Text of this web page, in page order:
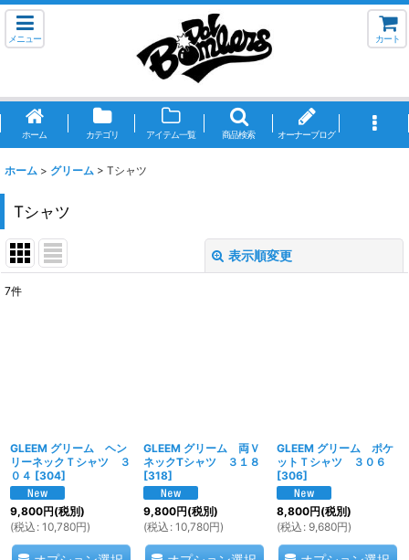
メニュー カート
ホーム カテゴリ アイテム一覧 商品検索 オーナーブログ
ホーム > グリーム > Tシャツ
Tシャツ
表示順変更
7件
GLEEM グリーム ヘン
リーネックＴシャツ ３
０４ [304]
9,800円(税別)
(税込 : 10,780円)
GLEEM グリーム 両Ｖ
ネックTシャツ ３１８
[318]
9,800円(税別)
(税込 : 10,780円)
GLEEM グリーム ポケ
ットＴシャツ ３０６
[306]
8,800円(税別)
(税込 : 9,680円)